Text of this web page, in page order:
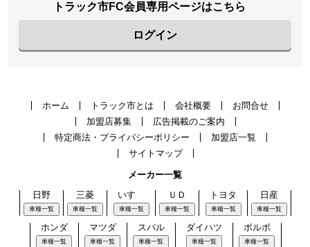
トラック市FC会員専用ページはこちら
ログイン
ホーム トラック市とは 会社概要
お問合せ
加盟店募集
広告掲載のご案内
特定商法・プライバシーポリシー
加盟店一覧
サイトマップ
メーカー一覧
日野
車種一覧
三菱
車種一覧
いすゞ
車種一覧
ＵＤ
車種一覧
トヨタ
車種一覧
日産
車種一覧
ホンダ
車種一覧
マツダ
車種一覧
スバル
車種一覧
ダイハツ
車種一覧
ボルボ
車種一覧